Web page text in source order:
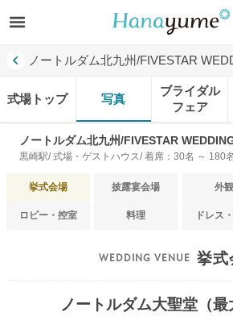
ノートルダム北九州/FIVESTAR
式場トップ 写真
ブライダル
フェア
ノートルダム北九州/FIVESTAR
黒崎駅/ 式場・ゲストハウス/ 着席：30名 ～ 180名
挙式会場 披露宴会場 外観
ロビー・控室 料理 ドレス
挙式
ノートルダム大聖堂（最